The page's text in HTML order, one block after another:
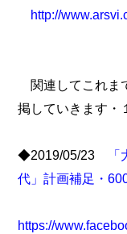
http://
関連してこれま
掲していきます・
◆2019/05/23
代」計画補足・600
https://